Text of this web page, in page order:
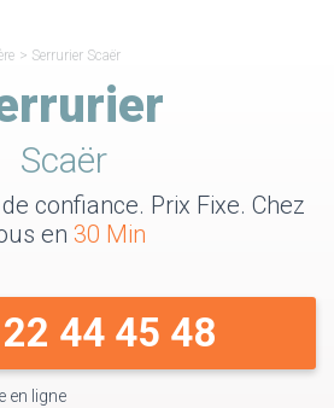
> Serrurier Scaër
Scaër
confiance. Prix Fixe. Chez
en 30 Min
44 45 48
en ligne